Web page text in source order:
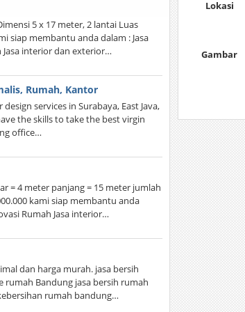
5 x 17 meter, 2 lantai Luas
siap membantu anda dalam : Jasa
Jasa interior dan exterior…
Rumah, Kantor
services in Surabaya, East Java,
the skills to take the best virgin
office…
= 4 meter panjang = 15 meter jumlah
kami siap membantu anda
Rumah Jasa interior…
dan harga murah. jasa bersih
rumah Bandung jasa bersih rumah
rumah bandung…
Lokasi
Gambar